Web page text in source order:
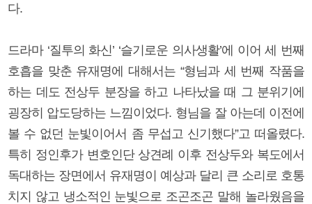
다.
드라마 ‘질투의 화신’ ‘슬기로운 의사생활’에 이어 세 번째
호흡을 맞춘 유재명에 대해서는 “형님과 세 번째 작품을
하는 데도 전상두 분장을 하고 나타났을 때 그 분위기에
굉장히 압도당하는 느낌이었다. 형님을 잘 아는데 이전에
볼 수 없던 눈빛이어서 좀 무섭고 신기했다”고 떠올렸다.
특히 정인후가 변호인단 상견례 이후 전상두와 복도에서
독대하는 장면에서 유재명이 예상과 달리 큰 소리로 호통
치지 않고 냉소적인 눈빛으로 조곤조곤 말해 놀라웠음을